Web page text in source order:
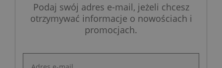
Podaj swój adres e-mail, jeżeli chcesz
otrzymywać informacje o nowościach i
promocjach.